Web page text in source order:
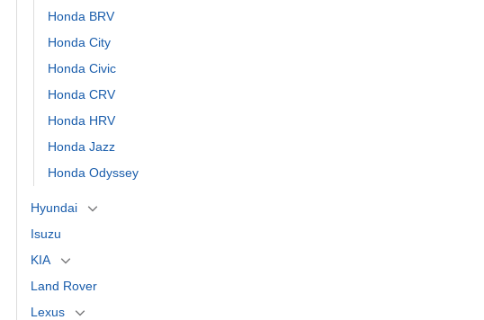
Honda BRV
Honda City
Honda Civic
Honda CRV
Honda HRV
Honda Jazz
Honda Odyssey
Hyundai
Isuzu
KIA
Land Rover
Lexus